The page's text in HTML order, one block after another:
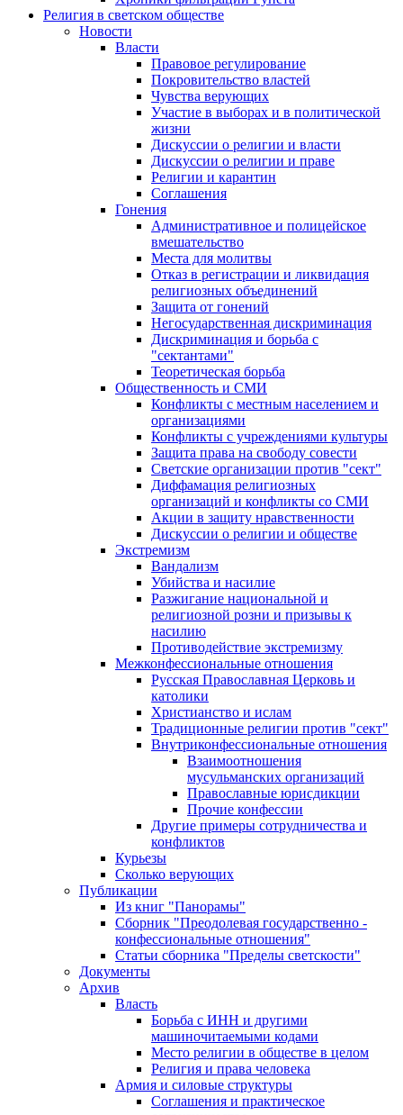
Религия в светском обществе
Новости
Власти
Правовое регулирование
Покровительство властей
Чувства верующих
Участие в выборах и в политической
жизни
Дискуссии о религии и власти
Дискуссии о религии и праве
Религии и карантин
Соглашения
Гонения
Административное и полицейское
вмешательство
Места для молитвы
Отказ в регистрации и ликвидация
религиозных объединений
Защита от гонений
Негосударственная дискриминация
Дискриминация и борьба с
"сектантами"
Теоретическая борьба
Общественность и СМИ
Конфликты с местным населением и
организациями
Конфликты с учреждениями культуры
Защита права на свободу совести
Светские организации против "сект"
Диффамация религиозных
организаций и конфликты со СМИ
Акции в защиту нравственности
Дискуссии о религии и обществе
Экстремизм
Вандализм
Убийства и насилие
Разжигание национальной и
религиозной розни и призывы к
насилию
Противодействие экстремизму
Межконфессиональные отношения
Русская Православная Церковь и
католики
Христианство и ислам
Традиционные религии против "сект"
Внутриконфессиональные отношения
Взаимоотношения
мусульманских организаций
Православные юрисдикции
Прочие конфессии
Другие примеры сотрудничества и
конфликтов
Курьезы
Сколько верующих
Публикации
Из книг "Панорамы"
Сборник "Преодолевая государственно -
конфессиональные отношения"
Статьи сборника "Пределы светскости"
Документы
Архив
Власть
Борьба с ИНН и другими
машиночитаемыми кодами
Место религии в обществе в целом
Религия и права человека
Армия и силовые структуры
Соглашения и практическое